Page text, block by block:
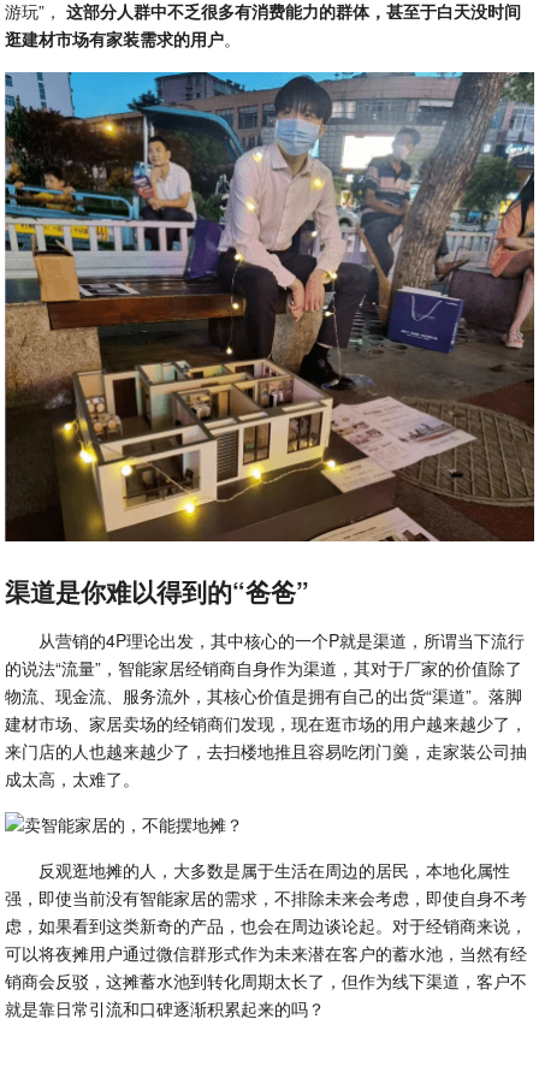
游玩”，这部分人群中不乏很多有消费能力的群体，甚至于白天没时间
逛建材市场有家装需求的用户。
渠道是你难以得到的“爸爸”
从营销的4P理论出发，其中核心的一个P就是渠道，所谓当下流行
的说法“流量”，智能家居经销商自身作为渠道，其对于厂家的价值除了
物流、现金流、服务流外，其核心价值是拥有自己的出货“渠道”。落脚
建材市场、家居卖场的经销商们发现，现在逛市场的用户越来越少了，
来门店的人也越来越少了，去扫楼地推且容易吃闭门羹，走家装公司抽
成太高，太难了。
反观逛地摊的人，大多数是属于生活在周边的居民，本地化属性
强，即使当前没有智能家居的需求，不排除未来会考虑，即使自身不考
虑，如果看到这类新奇的产品，也会在周边谈论起。对于经销商来说，
可以将夜摊用户通过微信群形式作为未来潜在客户的蓄水池，当然有经
销商会反驳，这摊蓄水池到转化周期太长了，但作为线下渠道，客户不
就是靠日常引流和口碑逐渐积累起来的吗？